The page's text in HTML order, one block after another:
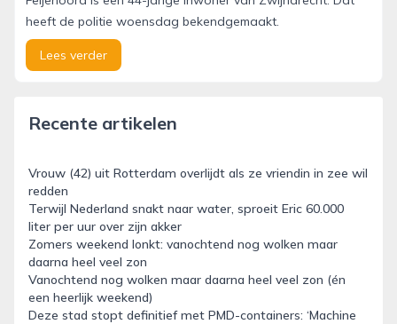
heeft de politie woensdag bekendgemaakt.
Lees verder
Recente artikelen
Vrouw (42) uit Rotterdam overlijdt als ze vriendin in zee wil
redden
Terwijl Nederland snakt naar water, sproeit Eric 60.000
liter per uur over zijn akker
Zomers weekend lonkt: vanochtend nog wolken maar
daarna heel veel zon
Vanochtend nog wolken maar daarna heel veel zon (én
een heerlijk weekend)
Deze stad stopt definitief met PMD-containers: ‘Machine